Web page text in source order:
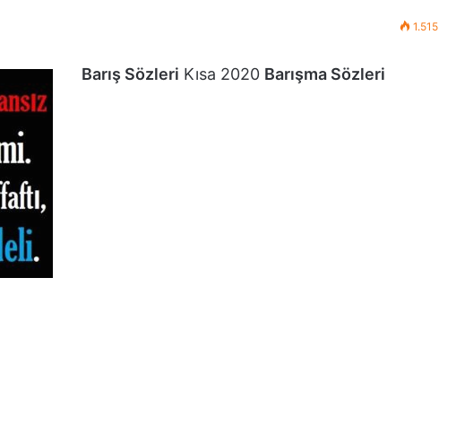
1.515
Barış Sözleri Kısa 2020 Barışma Sözleri